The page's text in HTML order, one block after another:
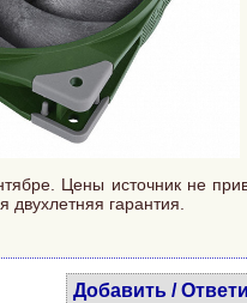
Цены источник не
двухлетняя гарантия.
Добавить /